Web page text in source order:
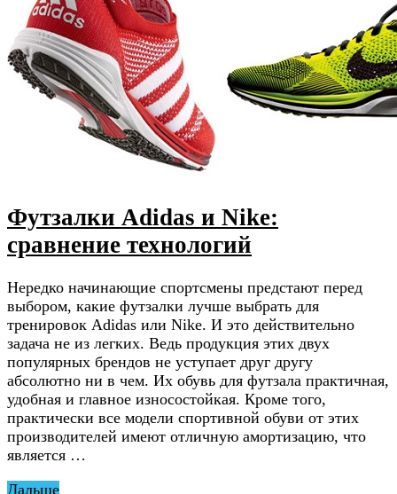
Футзалки Adidas и Nike:
сравнение технологий
Нередко начинающие спортсмены предстают перед
выбором, какие футзалки лучше выбрать для
тренировок Adidas или Nike. И это действительно
задача не из легких. Ведь продукция этих двух
популярных брендов не уступает друг другу
абсолютно ни в чем. Их обувь для футзала практичная,
удобная и главное износостойкая. Кроме того,
практически все модели спортивной обуви от этих
производителей имеют отличную амортизацию, что
является …
Дальше